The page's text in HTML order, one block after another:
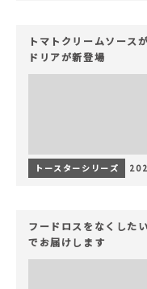
トマトクリームソース
ドリアが新登場
トースターシリーズ
フードロスをなくした
でお届けします